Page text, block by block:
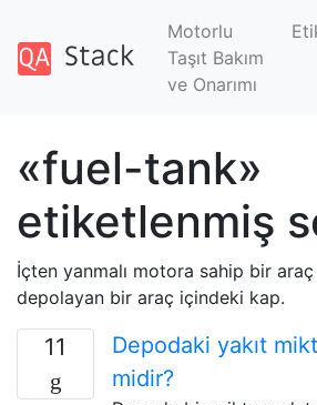
Motorlu
Taşıt Bakım
ve Onarımı
«fuel-tank»
etiketlenmiş
İçten yanmalı motora sahip bir araç
depolayan bir araç içindeki kap.
11
Depodaki yakıt
midir?